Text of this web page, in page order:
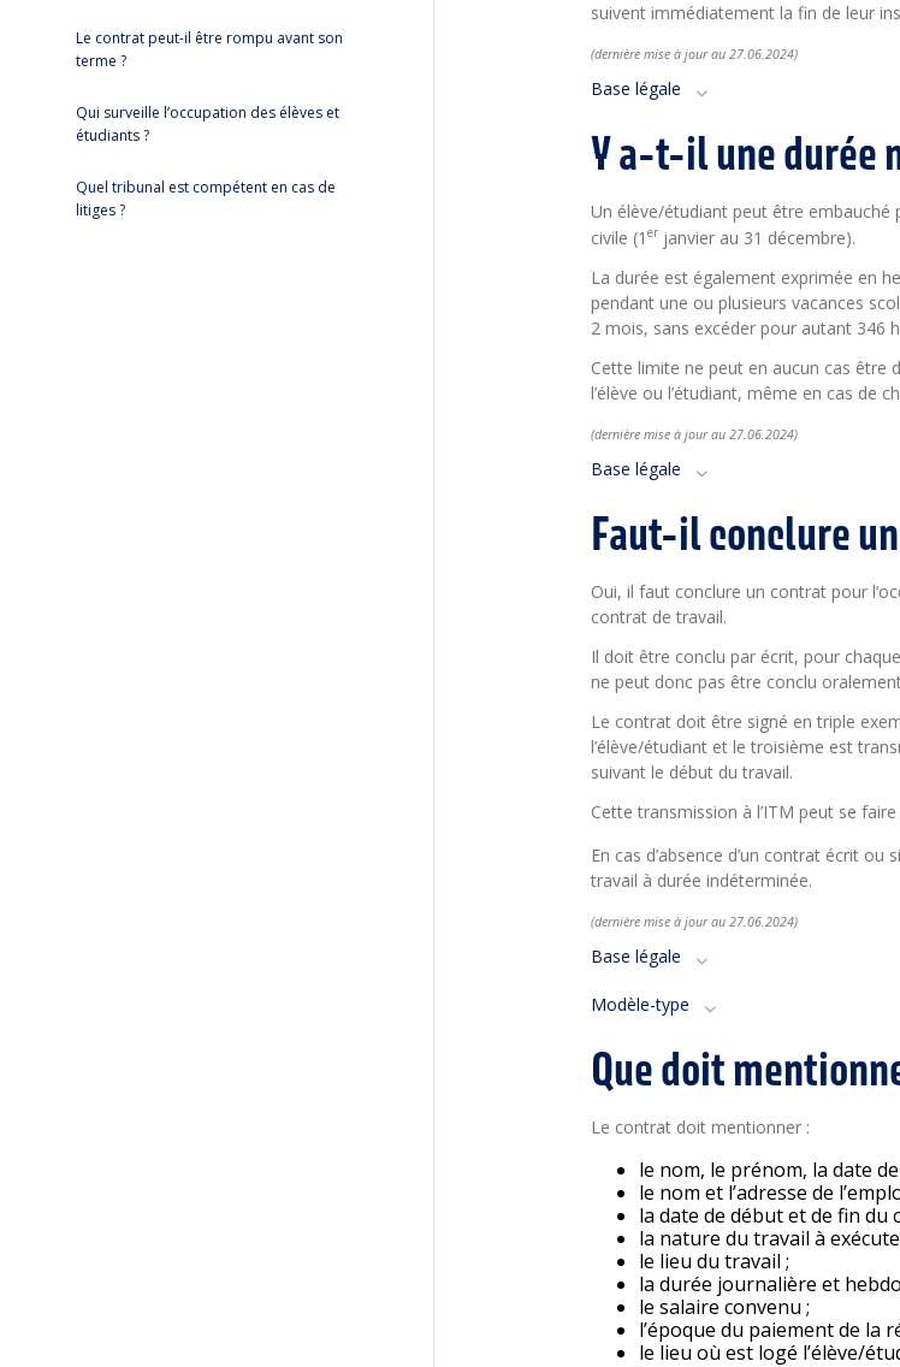
Le contrat peut-il être rompu avant son
terme ?
Qui surveille l’occupation des élèves et
étudiants ?
Quel tribunal est compétent en cas de
litiges ?
suivent immédiatement la fin de leur
(dernière mise à jour au 27.06.2024)
Base légale
Y a-t-il une durée
Un élève/étudiant peut être embauché
civile (1 er janvier au 31 décembre).
La durée est également exprimée en
pendant une ou plusieurs vacances
2 mois, sans excéder pour autant 346
Cette limite ne peut en aucun cas être
l’élève ou l’étudiant, même en cas de
(dernière mise à jour au 27.06 .2024)
Base légale
Faut-il conclure
Oui, il faut conclure un contrat pour
contrat de travail.
Il doit être conclu par écrit, pour
ne peut donc pas être conclu
Le contrat doit être signé en triple
l’élève/étudiant et le troisième est
suivant le début du travail.
Cette transmission à l’ITM peut se
En cas d’absence d’un contrat écrit
travail à durée indéterminée.
(dernière mise à jour au 27.06 .2024)
Base légale
Modèle-type
Que doit
Le contrat doit mentionner :
le nom, le prénom, la date
le nom et l’adresse de
la date de début et de fin du
la nature du travail à
le lieu du travail ;
la durée journalière et
le salaire convenu ;
l’époque du paiement de la
le lieu où est logé l’élève/